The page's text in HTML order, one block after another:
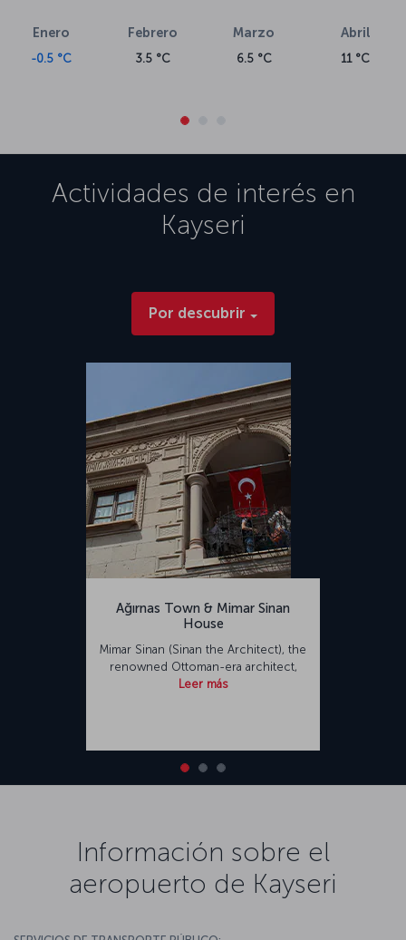
Enero
-0.5 °C
Febrero
3.5 °C
Marzo
6.5 °C
Abril
11 °C
Actividades de interés en
Kayseri
Por descubrir
Ağırnas Town & Mimar Sinan
House
Mimar Sinan (Sinan the Architect), the
renowned Ottoman-era architect,
Leer más
Información sobre el
aeropuerto de Kayseri